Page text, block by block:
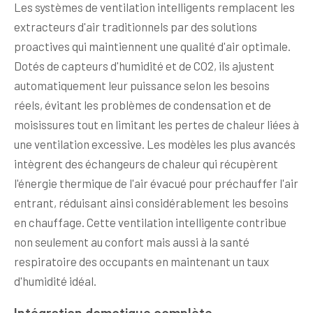
Les systèmes de ventilation intelligents remplacent les
extracteurs d'air traditionnels par des solutions
proactives qui maintiennent une qualité d'air optimale.
Dotés de capteurs d'humidité et de CO2, ils ajustent
automatiquement leur puissance selon les besoins
réels, évitant les problèmes de condensation et de
moisissures tout en limitant les pertes de chaleur liées à
une ventilation excessive. Les modèles les plus avancés
intègrent des échangeurs de chaleur qui récupèrent
l'énergie thermique de l'air évacué pour préchauffer l'air
entrant, réduisant ainsi considérablement les besoins
en chauffage. Cette ventilation intelligente contribue
non seulement au confort mais aussi à la santé
respiratoire des occupants en maintenant un taux
d'humidité idéal.